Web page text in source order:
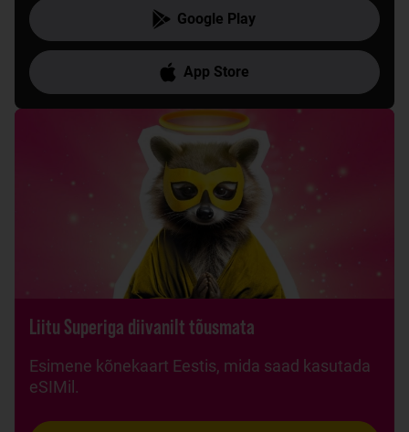
Google Play
App Store
Liitu Superiga diivanilt tõusmata
Esimene kõnekaart Eestis, mida saad kasutada
eSIMil.